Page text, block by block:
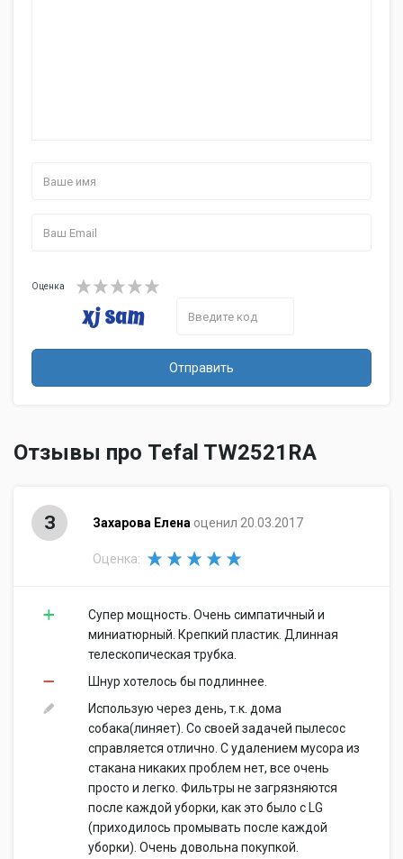
Оценка
Отправить
Отзывы про Tefal TW2521RA
З Захарова Елена оценил 20.03.2017
Оценка:
Супер мощность. Очень симпатичный и
миниатюрный. Крепкий пластик. Длинная
телескопическая трубка.
Шнур хотелось бы подлиннее.
Использую через день, т.к. дома
собака(линяет). Со своей задачей пылесос
справляется отлично. С удалением мусора из
стакана никаких проблем нет, все очень
просто и легко. Фильтры не загрязняются
после каждой уборки, как это было с LG
(приходилось промывать после каждой
уборки). Очень довольна покупкой.